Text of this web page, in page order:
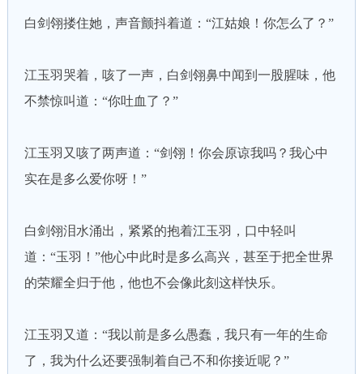
白剑翎搂住她，声音颤抖着道：“江姑娘！你怎么了？”
江玉羽哭着，咳了一声，白剑翎鼻中闻到一股腥味，他
不禁惊叫道：“你吐血了？”
江玉羽又咳了两声道：“剑翎！你会原谅我吗？我心中
实在是多么爱你呀！”
白剑翎泪水涌出，紧紧的抱着江玉羽，口中轻叫
道：“玉羽！”他心中此时是多么高兴，甚至于把全世界
的荣耀全归于他，他也不会像此刻这样快乐。
江玉羽又道：“我以前是多么愚蠢，我只有一年的生命
了，我为什么还要强制着自己不和你接近呢？”